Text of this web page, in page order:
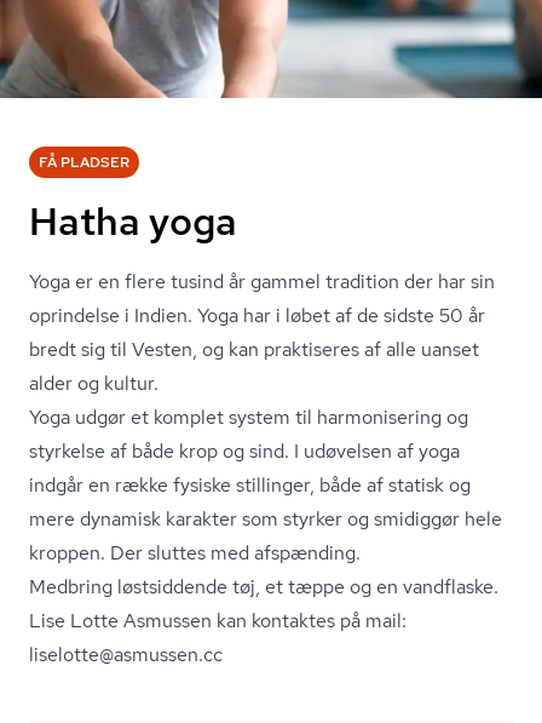
FÅ PLADSER
Hatha yoga
Yoga er en flere tusind år gammel tradition der har sin
oprindelse i Indien. Yoga har i løbet af de sidste 50 år
bredt sig til Vesten, og kan praktiseres af alle uanset
alder og kultur.
Yoga udgør et komplet system til harmonisering og
styrkelse af både krop og sind. I udøvelsen af yoga
indgår en række fysiske stillinger, både af statisk og
mere dynamisk karakter som styrker og smidiggør hele
kroppen. Der sluttes med afspænding.
Medbring løstsiddende tøj, et tæppe og en vandflaske.
Lise Lotte Asmussen kan kontaktes på mail:
liselotte@asmussen.cc